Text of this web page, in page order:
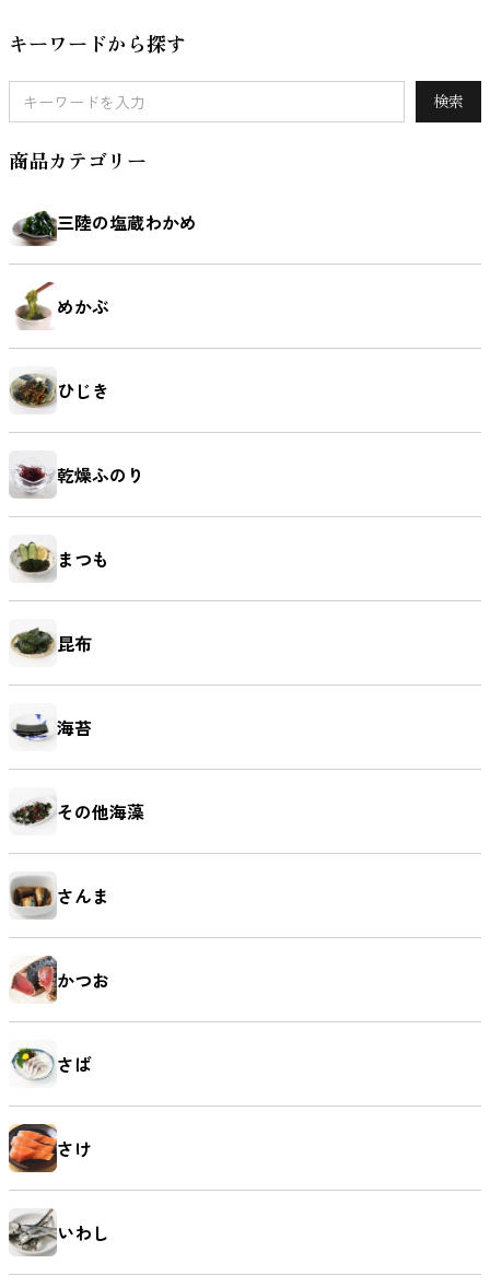
ほたて ふかひれ 牡蠣（かき） しいたけ
お麩 複数素材 醤油 お菓子
麺類
キーワードから探す
検索
商品カテゴリー
三陸の塩蔵わかめ
めかぶ
ひじき
乾燥ふのり
まつも
昆布
海苔
その他海藻
さんま
かつお
さば
さけ
いわし